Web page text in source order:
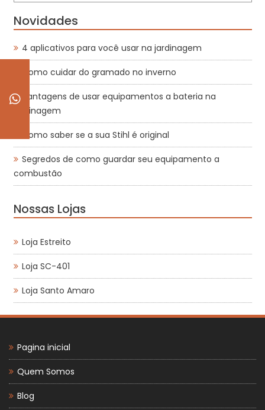
Novidades
4 aplicativos para você usar na jardinagem
Como cuidar do gramado no inverno
Vantagens de usar equipamentos a bateria na
jardinagem
Como saber se a sua Stihl é original
Segredos de como guardar seu equipamento a
combustão
Nossas Lojas
Loja Estreito
Loja SC-401
Loja Santo Amaro
Pagina inicial
Quem Somos
Blog